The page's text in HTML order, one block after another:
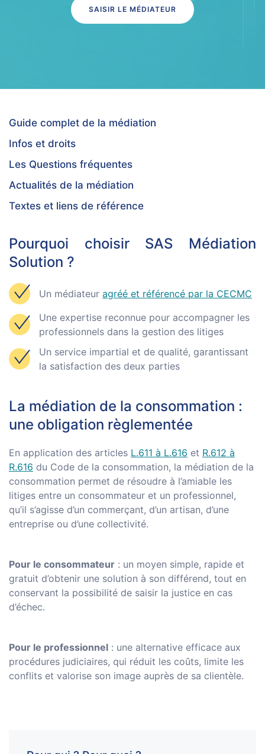
SAISIR LE MÉDIATEUR
Pourquoi choisir SAS Médiation
Solution ?
Un médiateur agréé et référencé par la CECMC
Une expertise reconnue pour accompagner les
professionnels dans la gestion des litiges
Un service impartial et de qualité, garantissant
la satisfaction des deux parties
La médiation de la consommation :
une obligation règlementée
En application des articles L.611 à L.616 et R.612 à
R.616 du Code de la consommation, la médiation de la
consommation permet de résoudre à l’amiable les
litiges entre un consommateur et un professionnel,
qu’il s’agisse d’un commerçant, d’un artisan, d’une
entreprise ou d’une collectivité.
Pour le consommateur : un moyen simple, rapide et
gratuit d’obtenir une solution à son différend, tout en
conservant la possibilité de saisir la justice en cas
d’échec.
Pour le professionnel : une alternative efficace aux
procédures judiciaires, qui réduit les coûts, limite les
conflits et valorise son image auprès de sa clientèle.
Guide complet de la médiation
Infos et droits
Les Questions fréquentes
Actualités de la médiation
Textes et liens de référence